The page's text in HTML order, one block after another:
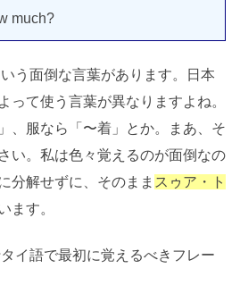
much?
う面倒な言葉があります。日本
って使う言葉が異なりますよね。
、服なら「〜着」とか。まあ、そ
い。私は色々覚えるのが面倒なの
分解せずに、そのまま スゥア・ト
ます。
イ語で最初に覚えるべきフレー